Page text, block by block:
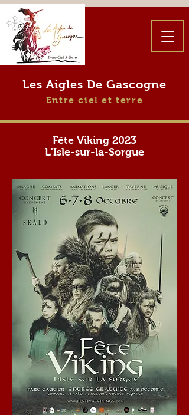
Les Aigles De Gascogne
Entre ciel et terre
Fête Viking 2023
L'Isle-sur-la-Sorgue